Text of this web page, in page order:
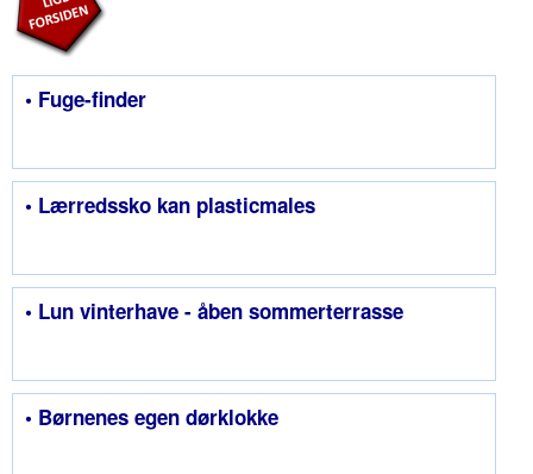
• Fuge-finder
• Lærredssko kan plasticmales
• Lun vinterhave - åben sommerterrasse
• Børnenes egen dørklokke